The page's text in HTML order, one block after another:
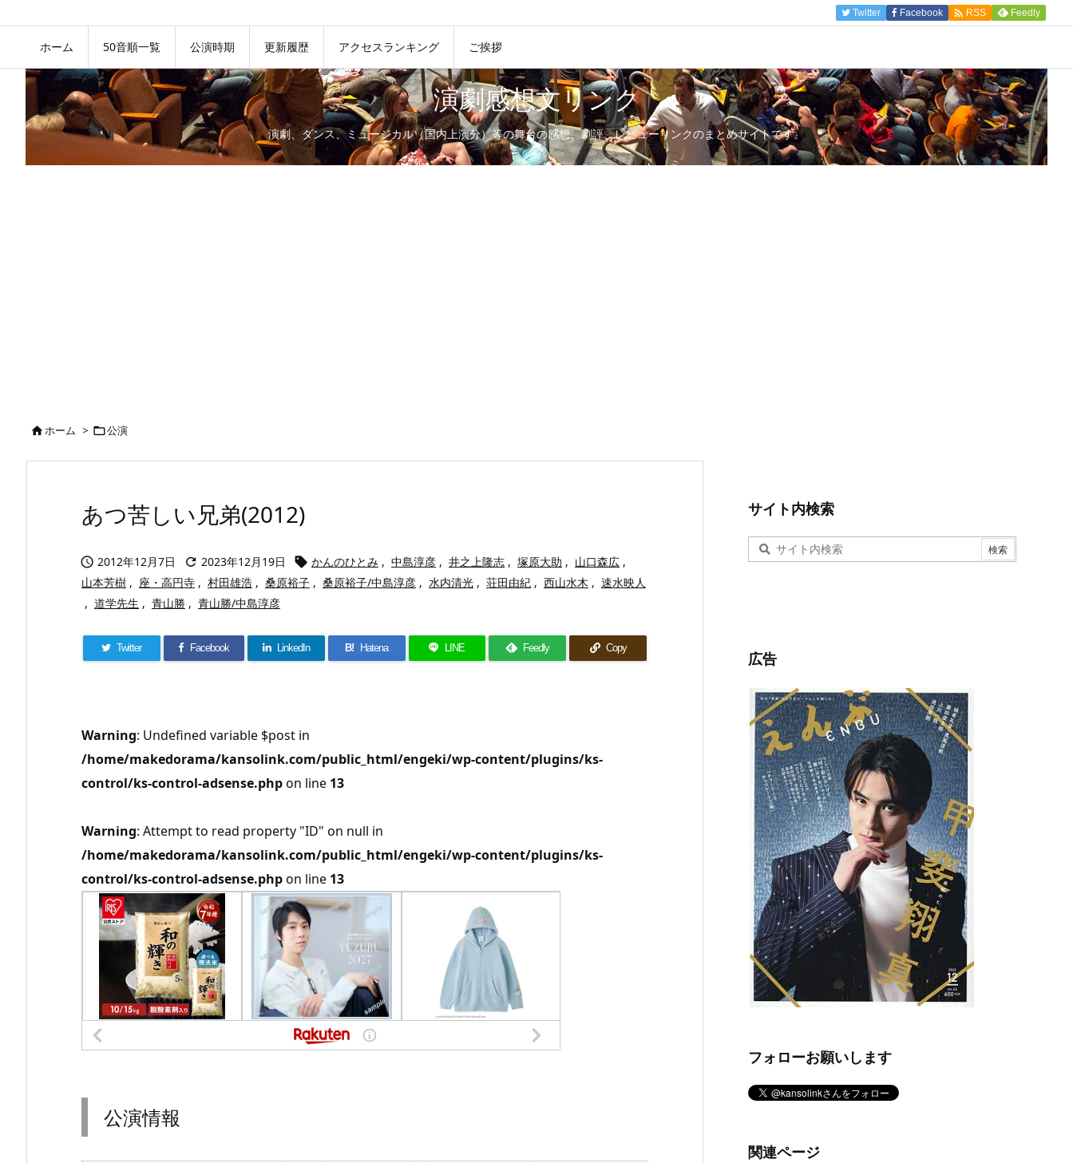
ホーム 50音順一覧 公演時期 更新履歴 アクセスランキング ご挨拶
Twitter Facebook  RSS Feedly
演劇感想文リンク
演劇、ダンス、ミュージカル（国内上演分）等の舞台の感想、劇評、レビューリンクのまとめサイトです。
ホーム > 公演
あつ苦しい兄弟(2012)
 2012年12月7日  2023年12月19日  かんのひとみ , 中島淳彦 , 井之上隆志 , 塚原大助 , 山口森広 ,
山本芳樹 , 座・高円寺 , 村田雄浩 , 桑原裕子 , 桑原裕子/中島淳彦 , 水内清光 , 荘田由紀 , 西山水木 , 速水映人
, 道学先生 , 青山勝 , 青山勝/中島淳彦
Twitter Facebook LinkedIn B! Hatena LINE Feedly Copy
Warning: Undefined variable $post in
/home/makedorama/kansolink.com/public_html/engeki/wp-content/plugins/ks-
control/ks-control-adsense.phpon line 13
Warning: Attempt to read property "ID" on null in
/home/makedorama/kansolink.com/public_html/engeki/wp-content/plugins/ks-
control/ks-control-adsense.phpon line 13
公演情報
サイト内検索
広告
フォローお願いします
関連ページ